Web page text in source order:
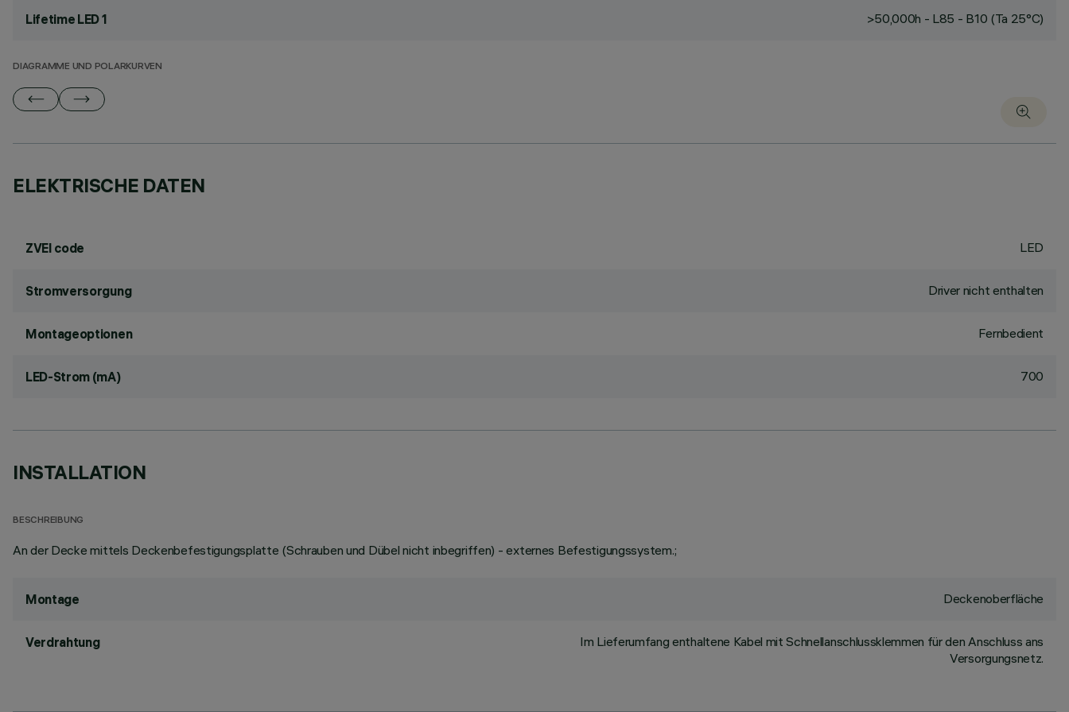
Lifetime LED 1 >50,000h - L85 - B10 (Ta 25°C)
DIAGRAMME UND POLARKURVEN
ELEKTRISCHE DATEN
ZVEI code LED
Stromversorgung Driver nicht enthalten
Montageoptionen Fernbedient
LED-Strom (mA) 700
INSTALLATION
BESCHREIBUNG
An der Decke mittels Deckenbefestigungsplatte (Schrauben und Dübel nicht inbegriffen) - externes Befestigungssystem.;
Montage Deckenoberfläche
Verdrahtung
Im Lieferumfang enthaltene Kabel mit Schnellanschlussklemmen für den Anschluss ans
Versorgungsnetz.